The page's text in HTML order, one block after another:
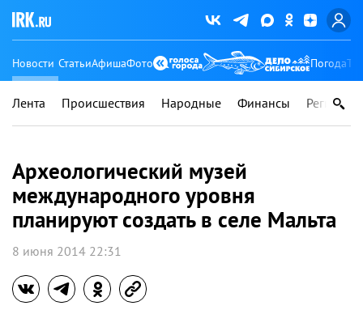
Новости СтатьиАфишаФото Погода
Лента Происшествия Народные Финансы Регионы
Археологический музей
международного уровня
планируют создать в селе Мальта
8 июня 2014 22:31